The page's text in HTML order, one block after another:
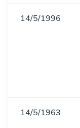
14/5/1996
14/5/1963